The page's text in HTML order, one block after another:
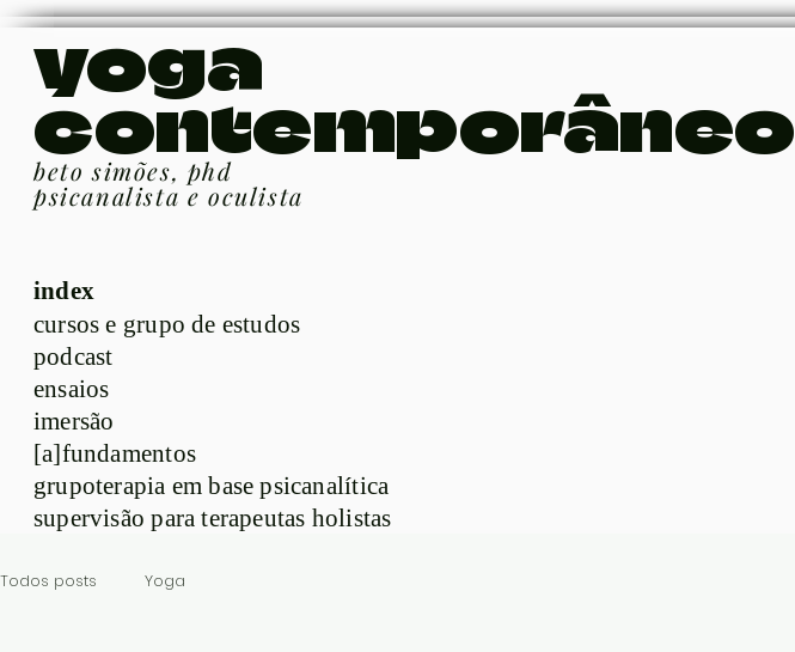
yoga
contemporâneo
beto simões, phd
psicanalista e oculista
index
cursos e grupo de estudos
podcast
ensaios
imersão
[a]fundamentos
grupoterapia em base psicanalítica
supervisão para terapeutas holistas
Todos posts Yoga